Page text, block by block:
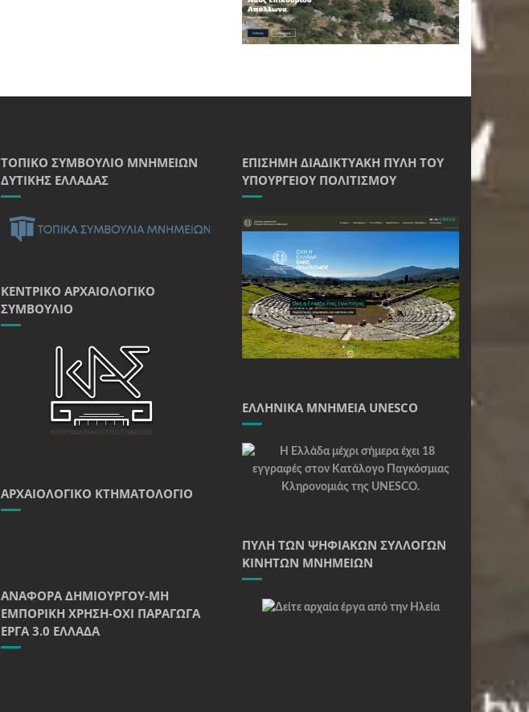
ΤΟΠΙΚΌ ΣΥΜΒΟΎΛΙΟ ΜΝΗΜΕΊΩΝ
ΔΥΤΙΚΉΣ ΕΛΛΆΔΑΣ
ΚΕΝΤΡΙΚΌ ΑΡΧΑΙΟΛΟΓΙΚΌ
ΣΥΜΒΟΎΛΙΟ
ΑΡΧΑΙΟΛΟΓΙΚΌ ΚΤΗΜΑΤΟΛΌΓΙΟ
ΑΝΑΦΟΡΆ ΔΗΜΙΟΥΡΓΟΎ-ΜΗ
ΕΜΠΟΡΙΚΉ ΧΡΉΣΗ-ΌΧΙ ΠΑΡΆΓΩΓΑ
ΈΡΓΑ 3.0 ΕΛΛΆΔΑ
ΕΠΊΣΗΜΗ ΔΙΑΔΙΚΤΥΑΚΉ ΠΎΛΗ ΤΟΥ
ΥΠΟΥΡΓΕΊΟΥ ΠΟΛΙΤΙΣΜΟΎ
ΕΛΛΗΝΙΚΆ ΜΝΗΜΕΊΑ UNESCO
ΠΎΛΗ ΤΩΝ ΨΗΦΙΑΚΏΝ ΣΥΛΛΟΓΏΝ
ΚΙΝΗΤΏΝ ΜΝΗΜΕΊΩΝ